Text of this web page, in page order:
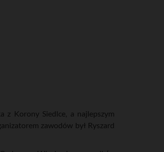
z Korony Siedlce, a najlepszym
zawodów był Ryszard